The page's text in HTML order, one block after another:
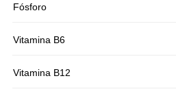
Fósforo
Vitamina B6
Vitamina B12